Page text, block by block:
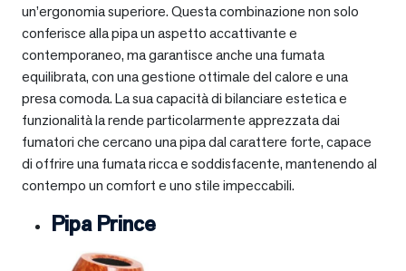
un’ergonomia superiore. Questa combinazione non solo
conferisce alla pipa un aspetto accattivante e
contemporaneo, ma garantisce anche una fumata
equilibrata, con una gestione ottimale del calore e una
presa comoda. La sua capacità di bilanciare estetica e
funzionalità la rende particolarmente apprezzata dai
fumatori che cercano una pipa dal carattere forte, capace
di offrire una fumata ricca e soddisfacente, mantenendo al
contempo un comfort e uno stile impeccabili.
Pipa Prince